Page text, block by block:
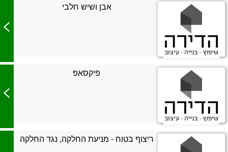
אבן ושיש חלבי
>
פיקסאפ
>
ריצוף בטוח - מניעת החלקה, נגד החלקה